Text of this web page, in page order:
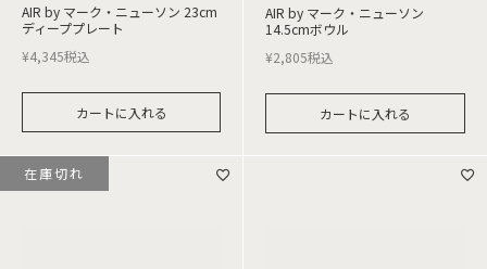
AIR by マーク・ニューソン 23cm
ディーププレート
¥4,345税込
カートに入れる
AIR by マーク・ニューソン
14.5cmボウル
¥2,805税込
カートに入れる
在庫切れ